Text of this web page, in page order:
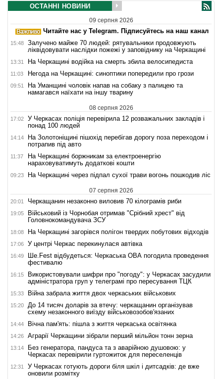
ОСТАННІ НОВИНИ
09 серпня 2026
Читайте нас у Telegram. Підписуйтесь на наш канал
15:48
Залучено майже 70 людей: рятувальники продовжують
ліквідовувати наслідки пожежі у заповіднику на Черкащині
13:31 На Черкащині водійка на смерть збила велосипедиста
11:03 Негода на Черкащині: синоптики попередили про грози
09:51
На Уманщині чоловік напав на собаку з палицею та
намагався наїхати на іншу тварину
08 серпня 2026
17:02
У Черкасах поліція перевірила 12 розважальних закладів і
понад 100 людей
14:14
На Золотоніщині пішохід перебігав дорогу поза переходом і
потрапив під авто
11:37
На Черкащині боржникам за електроенергію
нараховуватимуть додаткові кошти
09:23 На Черкащині через підпал сухої трави вогонь пошкодив ліс
07 серпня 2026
20:01 Черкащанин незаконно виловив 70 кілограмів риби
19:05
Військовий із Чорнобая отримав "Срібний хрест" від
Головнокомандувача ЗСУ
18:08 На Черкащині загорівся полігон твердих побутових відходів
17:06 У центрі Черкас перекинулася автівка
16:49
Ше.Fest відбудеться: Черкаська ОВА погодила проведення
фестивалю
16:15
Використовували шифри про "погоду": у Черкасах засудили
адміністратора груп у телеграмі про пересування ТЦК
15:33 Війна забрала життя двох черкаських військових
15:20
До 14 тисяч доларів за втечу: черкащанин організував
схему незаконного виїзду військовозобов'язаних
14:44 Вічна пам'ять: пішла з життя черкаська освітянка
14:26 Аграрії Черкащини зібрали перший мільйон тонн зерна
13:14
Без генератора, пандуса та з аварійною душовою: у
Черкасах перевірили гуртожиток для переселенців
12:31
У Черкасах готують дороги біля шкіл і дитсадків: де вже
оновили розмітку